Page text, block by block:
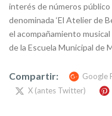
interés de números
denominada ‘El Atelier de
el acompañamiento
de la Escuela Municipal de
Compartir: Google
X (antes Twitter)